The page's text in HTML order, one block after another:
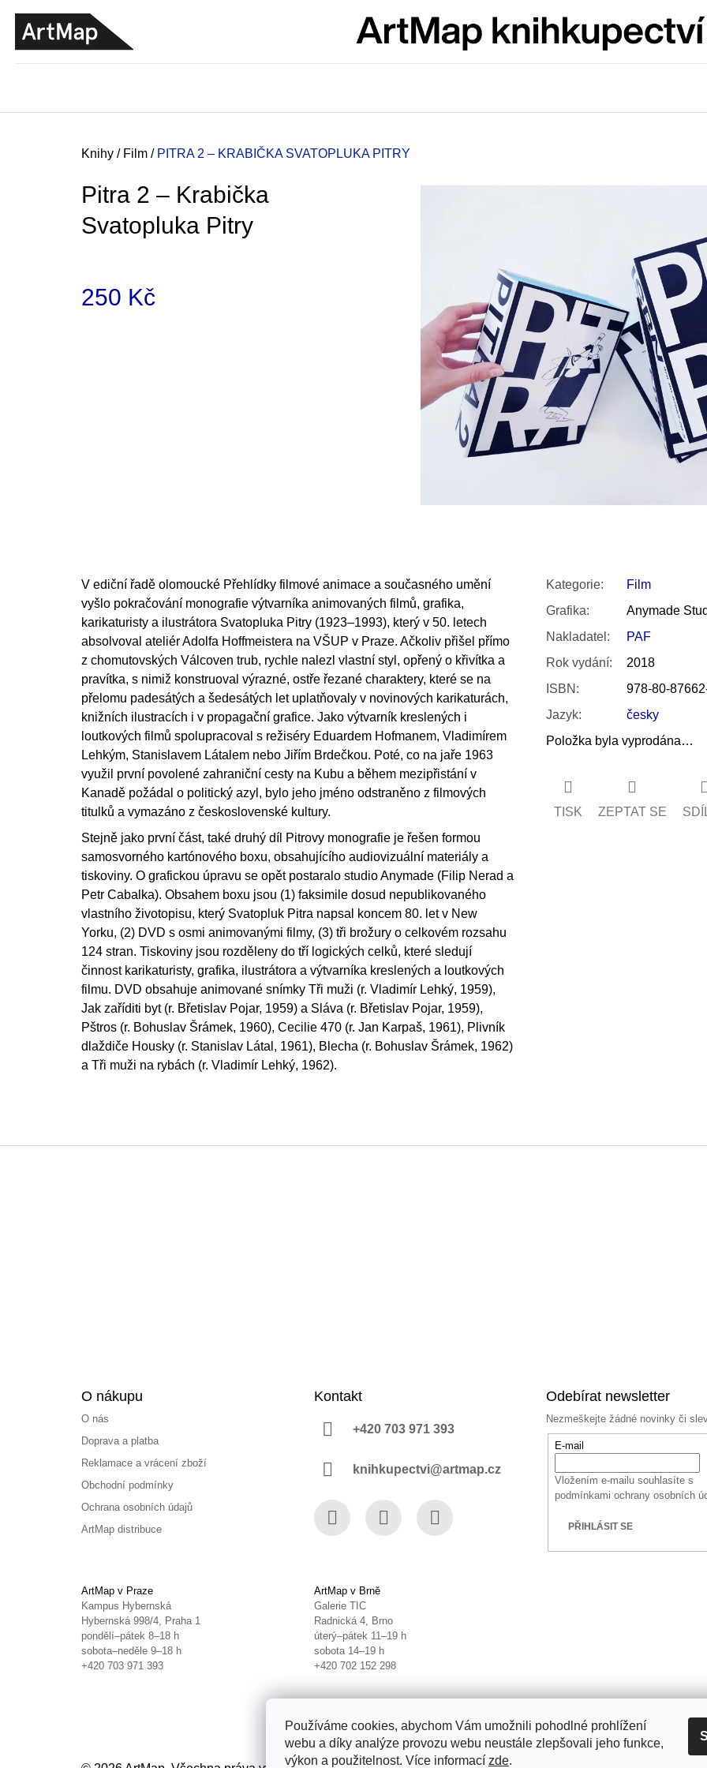
Používáme cookies, abychom Vám umožnili pohodlné prohlížení
webu a díky analýze provozu webu neustále zlepšovali jeho funkce,
výkon a použitelnost. Více informací zde.
Domů
Knihy / Film / PITRA 2 – KRABIČKA SVATOPLUKA PITRY
Pitra 2 – Krabička
Svatopluka Pitry
250 Kč
V ediční řadě olomoucké Přehlídky filmové animace a současného umění
vyšlo pokračování monografie výtvarníka animovaných filmů, grafika,
karikaturisty a ilustrátora Svatopluka Pitry (1923–1993), který v 50. letech
absolvoval ateliér Adolfa Hoffmeistera na VŠUP v Praze. Ačkoliv přišel přímo
z chomutovských Válcoven trub, rychle nalezl vlastní styl, opřený o křivítka a
pravítka, s nimiž konstruoval výrazné, ostře řezané charaktery, které se na
přelomu padesátých a šedesátých let uplatňovaly v novinových karikaturách,
knižních ilustracích i v propagační grafice. Jako výtvarník kreslených i
loutkových filmů spolupracoval s režiséry Eduardem Hofmanem, Vladimírem
Lehkým, Stanislavem Látalem nebo Jiřím Brdečkou. Poté, co na jaře 1963
využil první povolené zahraniční cesty na Kubu a během mezipřistání v
Kanadě požádal o politický azyl, bylo jeho jméno odstraněno z filmových
titulků a vymazáno z československé kultury.
Stejně jako první část, také druhý díl Pitrovy monografie je řešen formou
samosvorného kartónového boxu, obsahujícího audiovizuální materiály a
tiskoviny. O grafickou úpravu se opět postaralo studio Anymade (Filip Nerad a
Petr Cabalka). Obsahem boxu jsou (1) faksimile dosud nepublikovaného
vlastního životopisu, který Svatopluk Pitra napsal koncem 80. let v New
Yorku, (2) DVD s osmi animovanými filmy, (3) tři brožury o celkovém rozsahu
124 stran. Tiskoviny jsou rozděleny do tří logických celků, které sledují
činnost karikaturisty, grafika, ilustrátora a výtvarníka kreslených a loutkových
filmu. DVD obsahuje animované snímky Tři muži (r. Vladimír Lehký, 1959),
Jak zaříditi byt (r. Břetislav Pojar, 1959) a Sláva (r. Břetislav Pojar, 1959),
Pštros (r. Bohuslav Šrámek, 1960), Cecilie 470 (r. Jan Karpaš, 1961), Plivník
dlaždiče Housky (r. Stanislav Látal, 1961), Blecha (r. Bohuslav Šrámek, 1962)
a Tři muži na rybách (r. Vladimír Lehký, 1962).
Kategorie:
Film
Grafika:
Anymade
Nakladatel :
PAF
Rok vydání:
2018
ISBN :
978-80-
Jazyk:
česky
Položka byla vyprodána…
TISK ZEPTAT SE
ZPĚT
DO
OBCHODU
ZPĚT
DO
OBCHODU
VÝVAR
NEJEN
300 Kč
Původně: 350
O nákupu
O nás
Doprava a platba
Reklamace a vrácení zboží
Obchodní podmínky
Ochrana osobních údajů
ArtMap distribuce
Kontakt
+420 703 971 393
knihkupectvi@artmap.cz
Odebírat newsletter
Nezmeškejte žádné novinky či
E-mail
Vložením e-mailu souhlasíte s
podmínkami ochrany osobních
PŘIHLÁSIT SE
ArtMap v Praze
Kampus Hybernská
Hybernská 998/4, Praha 1
pondělí–pátek 8–18 h
sobota–neděle 9–18 h
+420 703 971 393
ArtMap v Brně
Galerie TIC
Radnická 4, Brno
úterý–pátek 11–19 h
sobota 14–19 h
+420 702 152 298